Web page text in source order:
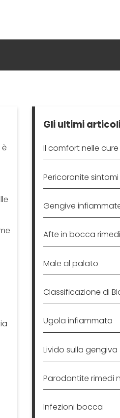
Gli ultimi
Pericoronite sintomi
Gengive
Afte in bocca
Male al palato
Classificazione di
Ugola infiammata
Livido sulla gengiva
Parodontite rimedi
Infezioni bocca